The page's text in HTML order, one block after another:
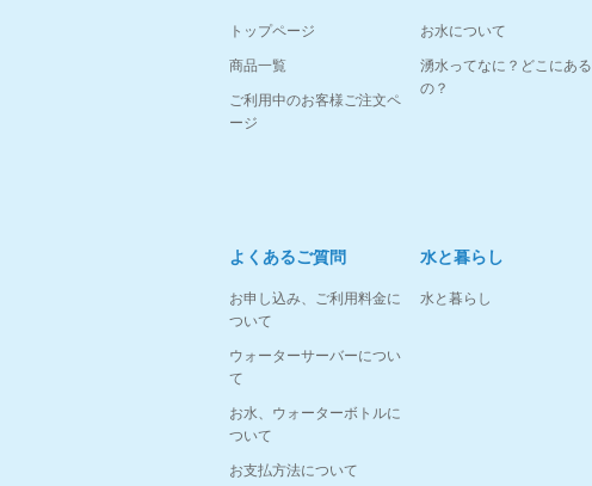
トップページ
商品一覧
ご利用中のお客様ご注文ペ
ージ
お水について
湧水ってなに？どこにある
の？
よくあるご質問
お申し込み、ご利用料金に
ついて
ウォーターサーバーについ
て
お水、ウォーターボトルに
ついて
お支払方法について
水と暮らし
水と暮らし